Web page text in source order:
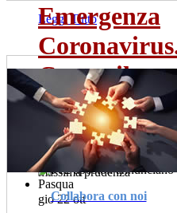
Leggi Tutto
Emergenza
Cresce il
numero
Sono 60 i positivi. Il
Salvatore la Spina
massima prudenza
gio 22 ott
Collabora con noi